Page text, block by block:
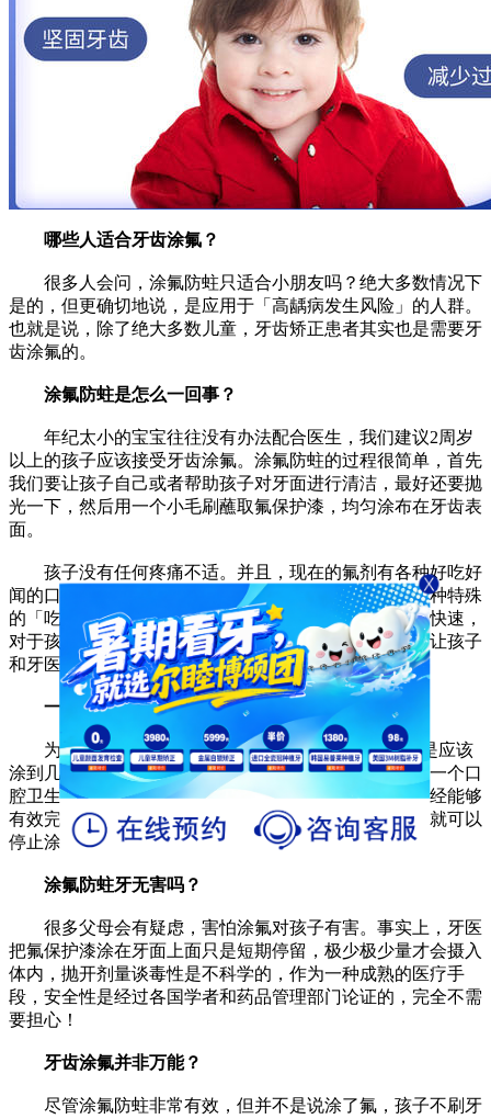
哪些人适合牙齿涂氟？
很多人会问，涂氟防蛀只适合小朋友吗？绝大多数情况下
是的，但更确切地说，是应用于「高龋病发生风险」的人群。
也就是说，除了绝大多数儿童，牙齿矫正患者其实也是需要牙
齿涂氟的。
涂氟防蛀是怎么一回事？
年纪太小的宝宝往往没有办法配合医生，我们建议2周岁
以上的孩子应该接受牙齿涂氟。涂氟防蛀的过程很简单，首先
我们要让孩子自己或者帮助孩子对牙面进行清洁，最好还要抛
光一下，然后用一个小毛刷蘸取氟保护漆，均匀涂布在牙齿表
面。
孩子没有任何疼痛不适。并且，现在的氟剂有各种好吃好
闻的口味，配合度好的孩子们甚至可以把涂氟看作是一种特殊
的「吃糖」活动。正是因为涂氟过程无创、无痛、非常快速，
对于孩子来说，能够定期涂氟除了可以防止蛀牙，更能让孩子
和牙医间达成信任的关系。
一年要涂几次氟？
为了追求持续的预防效果，一年至少2次涂氟。但是应该
涂到几岁为止呢？一般来说，每次牙医都会在涂氟前有一个口
腔卫生的评估，以及孩子龋病发生风险的预计。只要已经能够
有效完成刷牙，当孩子的龋病发生风险就会大大下降，就可以
停止涂氟。
涂氟防蛀牙无害吗？
很多父母会有疑虑，害怕涂氟对孩子有害。事实上，牙医
把氟保护漆涂在牙面上面只是短期停留，极少极少量才会摄入
体内，抛开剂量谈毒性是不科学的，作为一种成熟的医疗手
段，安全性是经过各国学者和药品管理部门论证的，完全不需
要担心！
牙齿涂氟并非万能？
尽管涂氟防蛀非常有效，但并不是说涂了氟，孩子不刷牙